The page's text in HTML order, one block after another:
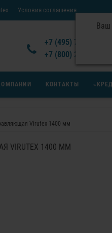
Условия соглашения
Условия возврата товара
Ваш
+7 (495) 777-14-94
+7 (800) 200-15-94
КОНТАКТЫ
Virutex 1400 мм
VIRUTEX 1400 ММ